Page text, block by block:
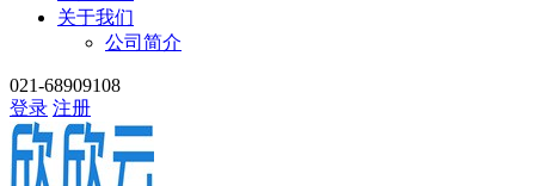
关于我们
公司简介
021-68909108
登录 注册